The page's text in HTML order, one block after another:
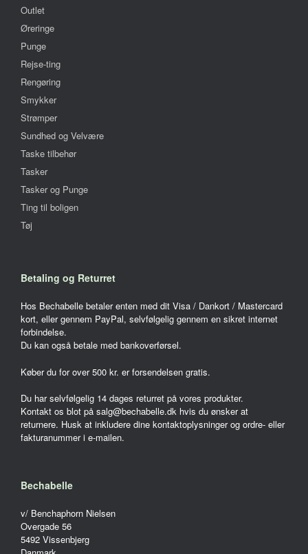
Outlet
Øreringe
Punge
Rejse-ting
Rengøring
Smykker
Strømper
Sundhed og Velvære
Taske tilbehør
Tasker
Tasker og Punge
Ting til boligen
Tøj
Betaling og Returret
Hos Bechabelle betaler enten med dit Visa / Dankort / Mastercard
kort, eller gennem PayPal, selvfølgelig gennem en sikret internet
forbindelse.
Du kan også betale med bankoverførsel.
Køber du for over 500 kr. er forsendelsen gratis.
Du har selvfølgelig 14 dages returret på vores produkter.
Kontakt os blot på salg@bechabelle.dk hvis du ønsker at
returnere. Husk at inkludere dine kontaktoplysninger og ordre- eller
fakturanummer i e-mailen.
Bechabelle
v/ Benchaphorn Nielsen
Overgade 56
5492 Vissenbjerg